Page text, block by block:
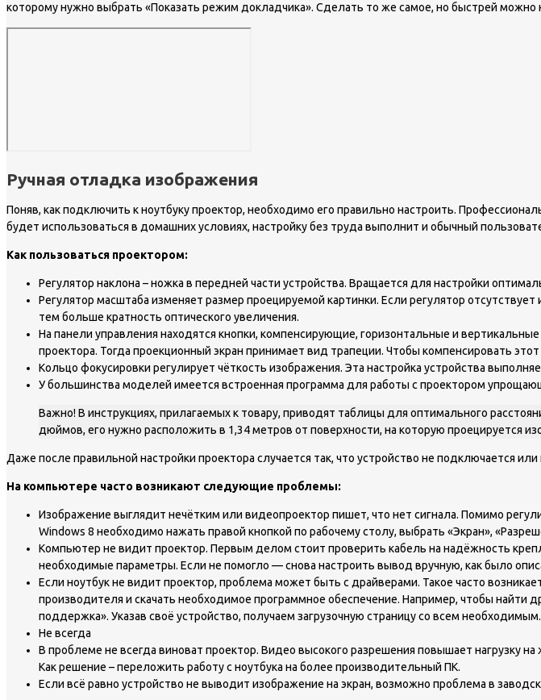
которому нужно выбрать «Показать режим докладчика». Сделать то же самое, но быстрей можно
Ручная отладка изображения
Поняв, как подключить к ноутбуку проектор, необходимо его правильно настроить.
будет использоваться в домашних условиях, настройку без труда выполнит и обычный
Как пользоваться проектором:
Регулятор наклона – ножка в передней части устройства. Вращается для настройки
Регулятор масштаба изменяет размер проецируемой картинки. Если регулятор
тем больше кратность оптического увеличения.
На панели управления находятся кнопки, компенсирующие, горизонтальные и
проектора. Тогда проекционный экран принимает вид трапеции. Чтобы компенсировать
Кольцо фокусировки регулирует чёткость изображения. Эта настройка устройства
У большинства моделей имеется встроенная программа для работы с проектором
Важно! В инструкциях, прилагаемых к товару, приводят таблицы для оптимального
дюймов, его нужно расположить в 1,34 метров от поверхности, на которую проецируется
Даже после правильной настройки проектора случается так, что устройство не подключается
На компьютере часто возникают следующие проблемы:
Изображение выглядит нечётким или видеопроектор пишет, что нет сигнала. Помимо
Windows 8 необходимо нажать правой кнопкой по рабочему столу, выбрать «Экран»,
Компьютер не видит проектор. Первым делом стоит проверить кабель на надёжность
необходимые параметры. Если не помогло — снова настроить вывод вручную, как было
Если ноутбук не видит проектор, проблема может быть с драйверами. Такое часто
производителя и скачать необходимое программное обеспечение. Например, чтобы
поддержка». Указав своё устройство, получаем загрузочную страницу со всем необходимым.
Не всегда
В проблеме не всегда виноват проектор. Видео высокого разрешения повышает нагрузку
Как решение – переложить работу с ноутбука на более производительный ПК.
Если всё равно устройство не выводит изображение на экран, возможно проблема в